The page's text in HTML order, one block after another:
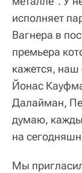
исполняет
Вагнера в
премьера
кажется,
Йонас
Далайман,
думаю,
на
Мы